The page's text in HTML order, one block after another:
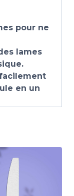
pour ne
lames
en un